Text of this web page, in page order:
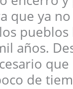
que ya
pueblos
años.
de